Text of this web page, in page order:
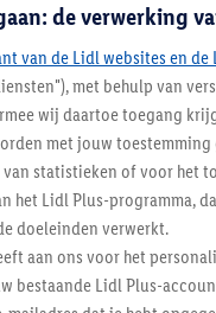
de verwerking
van de Lidl websites en de
met behulp van
wij daartoe toegang
met jouw
van statistieken of voor het
het Lidl Plus-programma,
doeleinden verwerkt.
aan ons voor het
bestaande Lidl Plus-